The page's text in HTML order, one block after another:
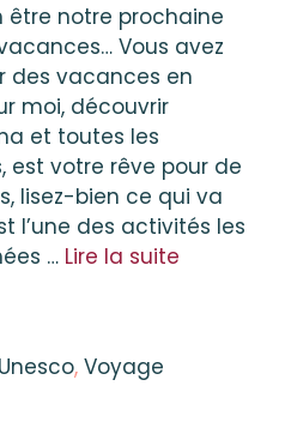
être notre prochaine
Vous avez
des vacances en
moi, découvrir
et toutes les
est votre rêve pour de
lisez-bien ce qui va
l’une des activités les
… Lire la suite
Unesco,Voyage